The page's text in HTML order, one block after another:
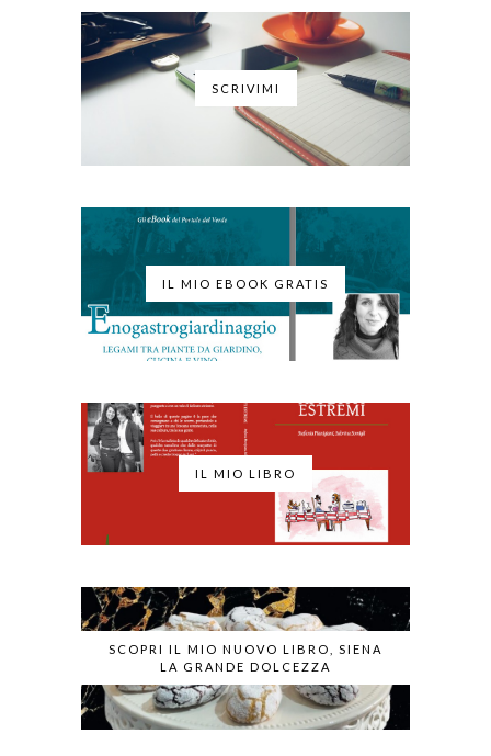
SCRIVIMI
IL MIO EBOOK GRATIS
IL MIO LIBRO
SCOPRI IL MIO NUOVO LIBRO, SIENA
LA GRANDE DOLCEZZA